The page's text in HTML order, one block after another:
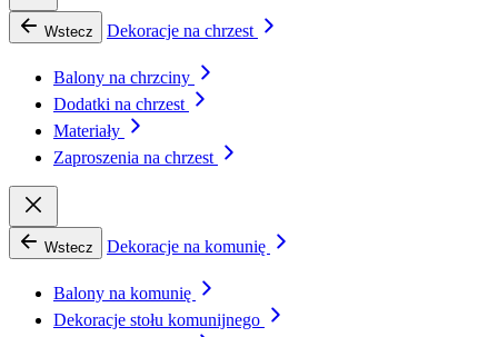
Wstecz Dekoracje na chrzest
Balony na chrzciny
Dodatki na chrzest
Materiały
Zaproszenia na chrzest
Wstecz Dekoracje na komunię
Balony na komunię
Dekoracje stołu komunijnego